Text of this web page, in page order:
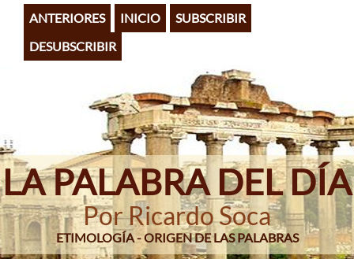
Pasar
contenido
principal
ANTERIORES INICIO
SUBSCRIBIR
DESUBSCRIBIR
LA PALABRA DEL DÍA
Por Ricardo Soca
ETIMOLOGÍA - ORIGEN DE LAS PALABRAS